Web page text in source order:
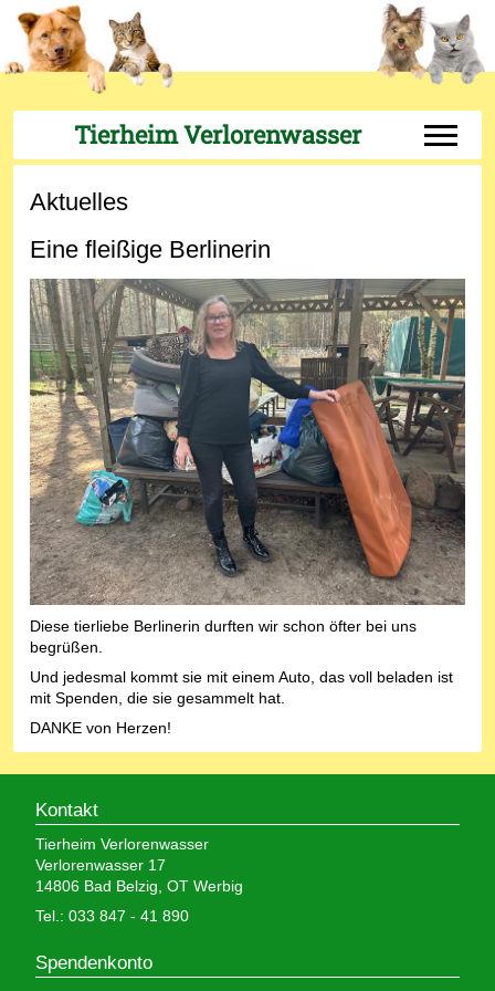
Tierheim Verlorenwasser Off-
Aktuelles
Eine fleißige Berlinerin
Diese tierliebe Berlinerin durften wir schon öfter bei uns
begrüßen.
Und jedesmal kommt sie mit einem Auto, das voll beladen ist
mit Spenden, die sie gesammelt hat.
DANKE von Herzen!
Kontakt
Tierheim Verlorenwasser
Verlorenwasser 17
14806 Bad Belzig, OT Werbig
Tel.: 033 847 - 41 890
Spendenkonto